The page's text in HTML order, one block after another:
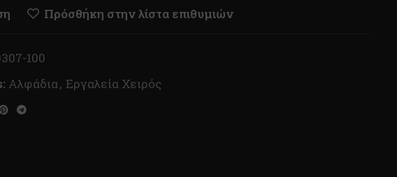
Πρόσθήκη στην λίστα επιθυμιών
100
Αλφάδια, Εργαλεία Χειρός